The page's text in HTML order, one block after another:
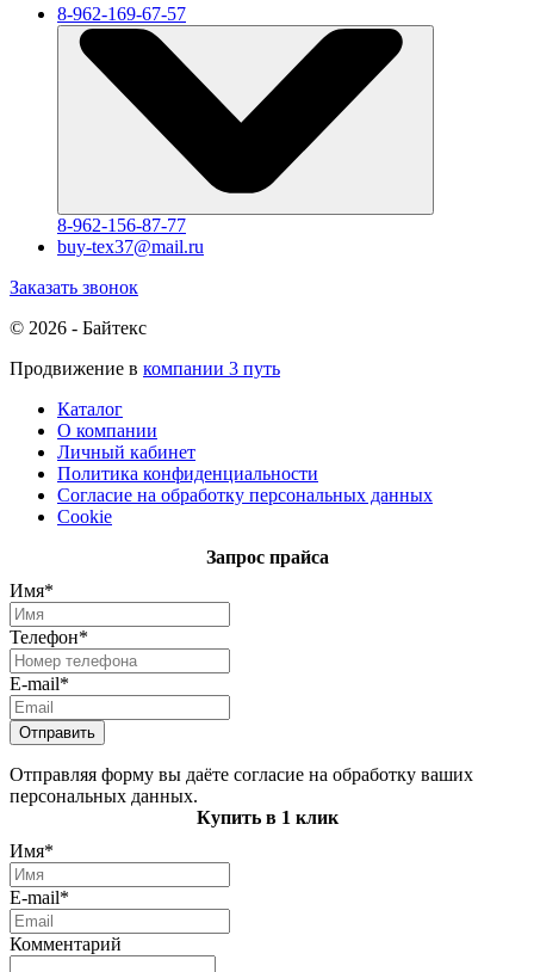
8-962-169-67-57
8-962-156-87-77
buy-tex37@mail.ru
Заказать звонок
© 2026 - Байтекс
Продвижение в компании 3 путь
Каталог
О компании
Личный кабинет
Политика конфиденциальности
Согласие на обработку персональных данных
Cookie
Запрос прайса
Имя*
Телефон*
E-mail*
Отправить
Отправляя форму вы даёте согласие на обработку ваших
персональных данных.
Купить в 1 клик
Имя*
E-mail*
Комментарий